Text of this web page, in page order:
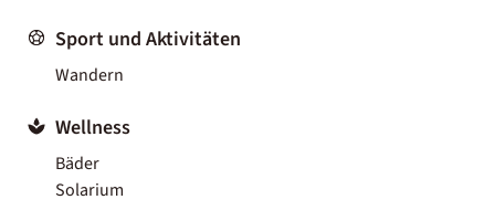
Sport und Aktivitäten
Wandern
Wellness
Bäder
Solarium